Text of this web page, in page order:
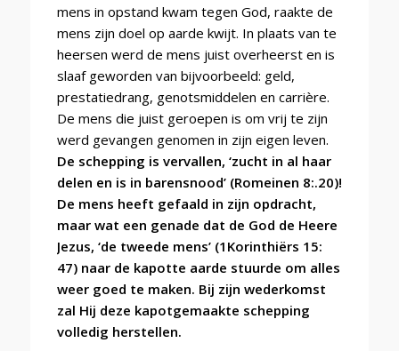
mens in opstand kwam tegen God, raakte de
mens zijn doel op aarde kwijt. In plaats van te
heersen werd de mens juist overheerst en is
slaaf geworden van bijvoorbeeld: geld,
prestatiedrang, genotsmiddelen en carrière.
De mens die juist geroepen is om vrij te zijn
werd gevangen genomen in zijn eigen leven.
De schepping is vervallen, ‘zucht in al haar
delen en is in barensnood’ (Romeinen 8:.20)!
De mens heeft gefaald in zijn opdracht,
maar wat een genade dat de God de Heere
Jezus, ‘de tweede mens’ (1Korinthiërs 15:
47) naar de kapotte aarde stuurde om alles
weer goed te maken. Bij zijn wederkomst
zal Hij deze kapotgemaakte schepping
volledig herstellen.